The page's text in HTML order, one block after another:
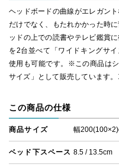
ヘッドボードの曲線がエレガン
だけでなく、もたれかかった時
ッドの上での読書やテレビ鑑賞
を2台並べて「ワイドキングサ
使用も可能です。※この商品は
サイズ」として販売しています。
この商品の仕様
商品サイズ 幅
ベッド下スペース 8.5 / 13.5cm